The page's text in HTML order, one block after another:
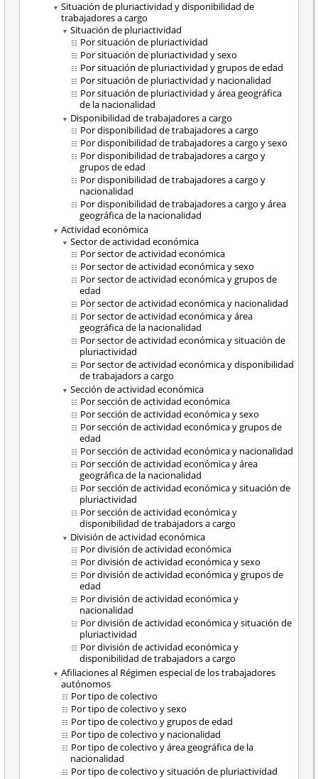
Situación de pluriactividad y disponibilidad de
trabajadores a cargo
Situación de pluriactividad
Por situación de pluriactividad
Por situación de pluriactividad y sexo
Por situación de pluriactividad y grupos de edad
Por situación de pluriactividad y nacionalidad
Por situación de pluriactividad y área geográfica
de la nacionalidad
Disponibilidad de trabajadores a cargo
Por disponibilidad de trabajadores a cargo
Por disponibilidad de trabajadores a cargo y sexo
Por disponibilidad de trabajadores a cargo y
grupos de edad
Por disponibilidad de trabajadores a cargo y
nacionalidad
Por disponibilidad de trabajadores a cargo y área
geográfica de la nacionalidad
Actividad económica
Sector de actividad económica
Por sector de actividad económica
Por sector de actividad económica y sexo
Por sector de actividad económica y grupos de
edad
Por sector de actividad económica y nacionalidad
Por sector de actividad económica y área
geográfica de la nacionalidad
Por sector de actividad económica y situación de
pluriactividad
Por sector de actividad económica y disponibilidad
de trabajadors a cargo
Sección de actividad económica
Por sección de actividad económica
Por sección de actividad económica y sexo
Por sección de actividad económica y grupos de
edad
Por sección de actividad económica y nacionalidad
Por sección de actividad económica y área
geográfica de la nacionalidad
Por sección de actividad económica y situación de
pluriactividad
Por sección de actividad económica y
disponibilidad de trabajadors a cargo
División de actividad económica
Por división de actividad económica
Por división de actividad económica y sexo
Por división de actividad económica y grupos de
edad
Por división de actividad económica y
nacionalidad
Por división de actividad económica y situación de
pluriactividad
Por división de actividad económica y
disponibilidad de trabajadors a cargo
Afiliaciones al Régimen especial de los trabajadores
autónomos
Por tipo de colectivo
Por tipo de colectivo y sexo
Por tipo de colectivo y grupos de edad
Por tipo de colectivo y nacionalidad
Por tipo de colectivo y área geográfica de la
nacionalidad
Por tipo de colectivo y situación de pluriactividad